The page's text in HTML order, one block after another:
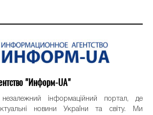
"Информ-UA"
інформаційний портал, де
новини України та світу. Ми